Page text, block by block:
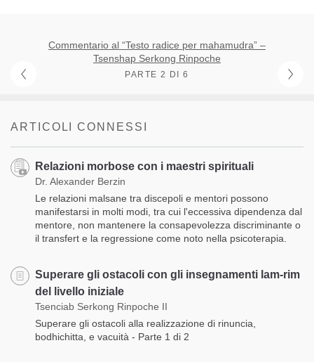
Commentario al “Testo radice per mahamudra” –
Tsenshap Serkong Rinpoche
PARTE 2 DI 6
ARTICOLI CONNESSI
Relazioni morbose con i maestri spirituali
Dr. Alexander Berzin
Le relazioni malsane tra discepoli e mentori possono
manifestarsi in molti modi, tra cui l'eccessiva dipendenza dal
mentore, non mantenere la consapevolezza discriminante o
il transfert e la regressione come noto nella psicoterapia.
Superare gli ostacoli con gli insegnamenti lam-rim
del livello iniziale
Tsenciab Serkong Rinpoche II
Superare gli ostacoli alla realizzazione di rinuncia,
bodhichitta, e vacuità - Parte 1 di 2